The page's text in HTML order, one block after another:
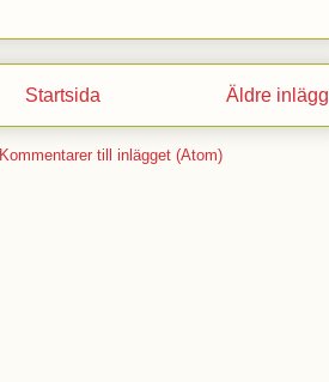
Äldre inlägg
Startsida
Kommentarer till inlägget (Atom)